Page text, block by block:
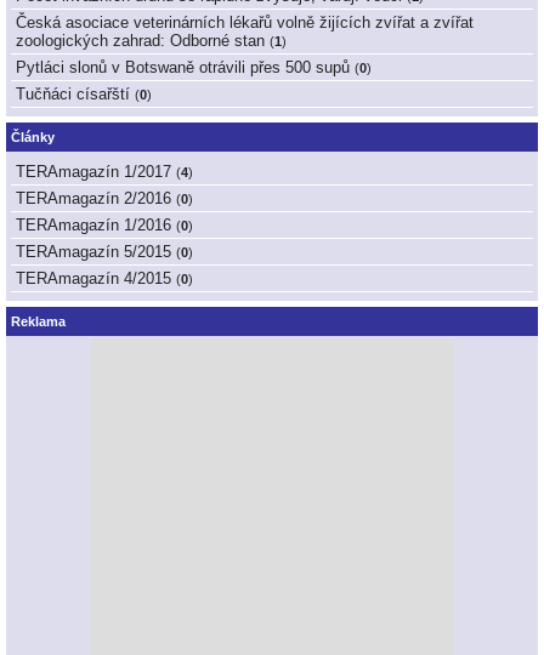
Česká asociace veterinárních lékařů volně žijících zvířat a zvířat
zoologických zahrad: Odborné stan (1 )
Pytláci slonů v Botswaně otrávili přes 500 supů (0)
Tučňáci císařští (0)
Články
TERAmagazín 1/2017 (4)
TERAmagazín 2/2016 (0)
TERAmagazín 1/2016 (0)
TERAmagazín 5/2015 (0)
TERAmagazín 4/2015 (0)
Reklama